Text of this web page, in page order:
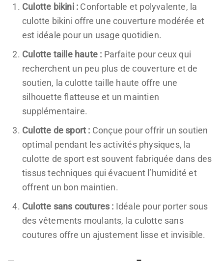
Culotte bikini : Confortable et polyvalente, la
culotte bikini offre une couverture modérée et
est idéale pour un usage quotidien.
Culotte taille haute : Parfaite pour ceux qui
recherchent un peu plus de couverture et de
soutien, la culotte taille haute offre une
silhouette flatteuse et un maintien
supplémentaire.
Culotte de sport : Conçue pour offrir un soutien
optimal pendant les activités physiques, la
culotte de sport est souvent fabriquée dans des
tissus techniques qui évacuent l’humidité et
offrent un bon maintien.
Culotte sans coutures : Idéale pour porter sous
des vêtements moulants, la culotte sans
coutures offre un ajustement lisse et invisible.